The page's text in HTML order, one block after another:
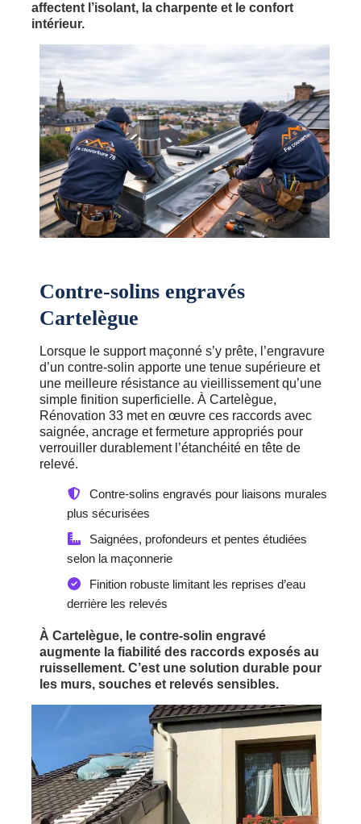
affectent l’isolant, la charpente et le confort
intérieur.
Contre-solins engravés
Cartelègue
Lorsque le support maçonné s’y prête, l’engravure
d’un contre-solin apporte une tenue supérieure et
une meilleure résistance au vieillissement qu’une
simple finition superficielle. À Cartelègue,
Rénovation 33 met en œuvre ces raccords avec
saignée, ancrage et fermeture appropriés pour
verrouiller durablement l’étanchéité en tête de
relevé.
Contre-solins engravés pour liaisons murales
plus sécurisées
Saignées, profondeurs et pentes étudiées
selon la maçonnerie
Finition robuste limitant les reprises d’eau
derrière les relevés
À Cartelègue, le contre-solin engravé
augmente la fiabilité des raccords exposés au
ruissellement. C’est une solution durable pour
les murs, souches et relevés sensibles.